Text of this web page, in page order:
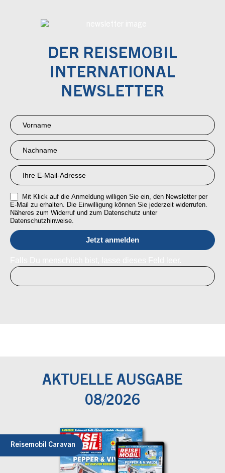
DER REISEMOBIL
INTERNATIONAL
NEWSLETTER
Newsletter
Anmeldung
RMI
Mit Klick auf die Anmeldung willigen Sie ein, den Newsletter per
E-Mail zu erhalten. Die Einwilligung können Sie jederzeit widerrufen.
Näheres zum Widerruf und zum Datenschutz unter
Datenschutzhinweise.
AKTUELLE AUSGABE
08/2026
Reisemobil Caravan